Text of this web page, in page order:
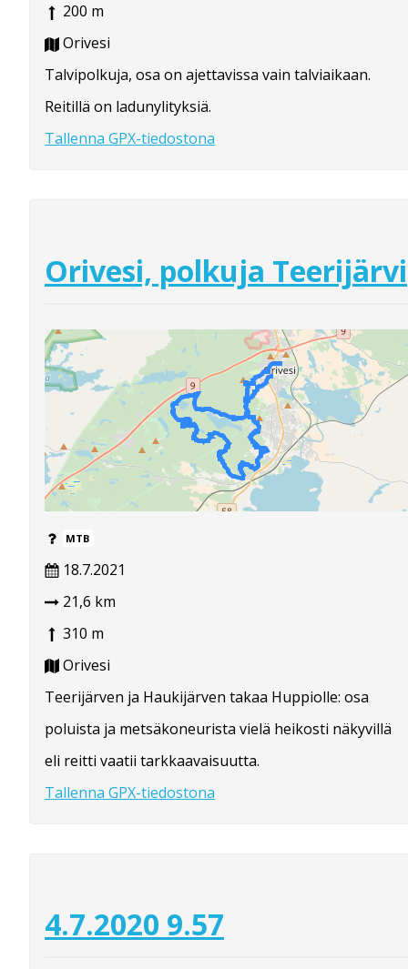
200 m
Orivesi
Talvipolkuja, osa on ajettavissa vain talviaikaan.
Reitillä on ladunylityksiä.
Tallenna GPX-tiedostona
Orivesi, polkuja Teerijärvi
MTB
18.7.2021
21,6 km
310 m
Orivesi
Teerijärven ja Haukijärven takaa Huppiolle: osa
poluista ja metsäkoneurista vielä heikosti näkyvillä
eli reitti vaatii tarkkaavaisuutta.
Tallenna GPX-tiedostona
4.7.2020 9.57